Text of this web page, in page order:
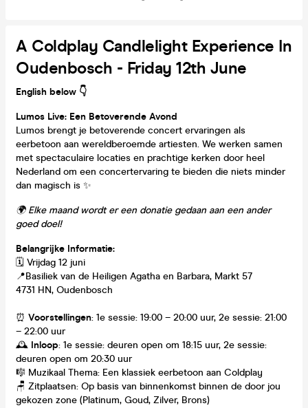
A Coldplay Candlelight Experience In
Oudenbosch - Friday 12th June
English below 👇
Lumos Live: Een Betoverende Avond
Lumos brengt je betoverende concert ervaringen als
eerbetoon aan wereldberoemde artiesten. We werken samen
met spectaculaire locaties en prachtige kerken door heel
Nederland om een concertervaring te bieden die niets minder
dan magisch is ✨
🌍 Elke maand wordt er een donatie gedaan aan een ander
goed doel!
Belangrijke Informatie:
🗓️ Vrijdag 12 juni
📍Basiliek van de Heiligen Agatha en Barbara, Markt 57
4731 HN, Oudenbosch
⏰ Voorstellingen: 1e sessie: 19:00 – 20:00 uur, 2e sessie: 21:00
– 22:00 uur
🕰 Inloop: 1e sessie: deuren open om 18:15 uur, 2e sessie:
deuren open om 20:30 uur
🎼 Muzikaal Thema: Een klassiek eerbetoon aan Coldplay
🪑 Zitplaatsen: Op basis van binnenkomst binnen de door jou
gekozen zone (Platinum, Goud, Zilver, Brons)